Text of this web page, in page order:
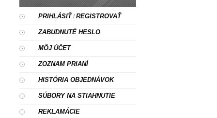
PRIHLÁSIŤ/REGISTROVAŤ
ZABUDNUTÉ HESLO
MÔJ ÚČET
ZOZNAM PRIANÍ
HISTÓRIA OBJEDNÁVOK
SÚBORY NA STIAHNUTIE
REKLAMÁCIE